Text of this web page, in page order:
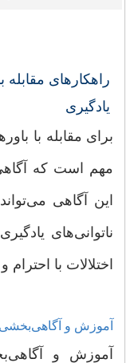
راهکارهای مقابله
یادگیری
برای مقابله با
مهم است که آگاهی
این آگاهی
ناتوانی‌های
اختلالات با احترام
آموزش و آگاهی‌بخشی
آموزش و